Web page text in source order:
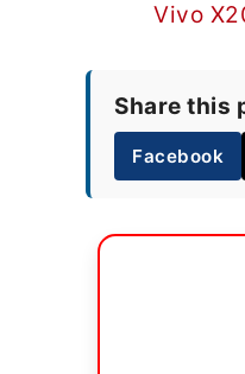
Vivo
Share this
Facebook